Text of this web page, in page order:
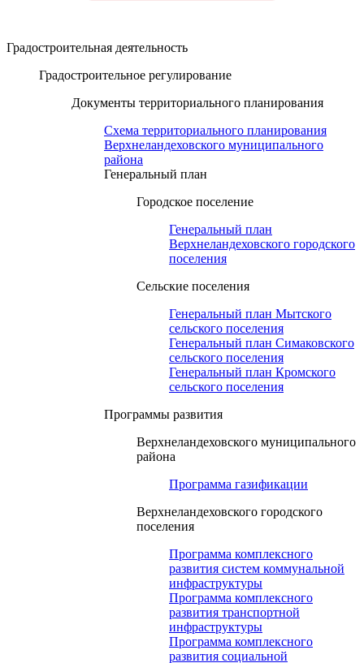
Градостроительная деятельность
Градостроительное регулирование
Документы территориального планирования
Схема территориального планирования
Верхнеландеховского муниципального
района
Генеральный план
Городское поселение
Генеральный план
Верхнеландеховского городского
поселения
Сельские поселения
Генеральный план Мытского
сельского поселения
Генеральный план Симаковского
сельского поселения
Генеральный план Кромского
сельского поселения
Программы развития
Верхнеландеховского муниципального
района
Программа газификации
Верхнеландеховского городского
поселения
Программа комплексного
развития систем коммунальной
инфраструктуры
Программа комплексного
развития транспортной
инфраструктуры
Программа комплексного
развития социальной